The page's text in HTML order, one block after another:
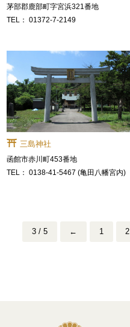
茅部郡鹿部町字宮浜321番地
01372-7-2149
三島神社
函館市赤川町453番地
0138-41-5467 (亀田八幡宮内)
3 / 5 ← 1 2